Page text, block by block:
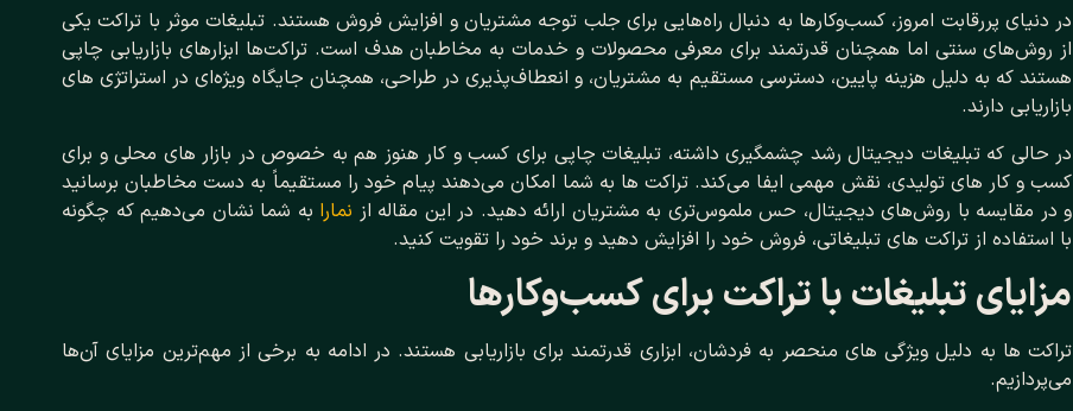
در دنیای پررقابت امروز، کسب‌وکارها به دنبال راه‌هایی برای جلب توجه مشتریان و افزایش فروش هستند. تبلیغات موثر با تراکت یکی
از روش‌های سنتی اما همچنان قدرتمند برای معرفی محصولات و خدمات به مخاطبان هدف است. تراکت‌ها ابزارهای بازاریابی چاپی
هستند که به دلیل هزینه پایین، دسترسی مستقیم به مشتریان، و انعطاف‌پذیری در طراحی، همچنان جایگاه ویژه‌ای در استراتژی‌ های
بازاریابی دارند.
در حالی که تبلیغات دیجیتال رشد چشمگیری داشته، تبلیغات چاپی برای کسب‌ و کار هنوز هم به ‌خصوص در بازار های محلی و برای
کسب‌ و کار های تولیدی، نقش مهمی ایفا می‌کند. تراکت ‌ها به شما امکان می‌دهند پیام خود را مستقیماً به دست مخاطبان برسانید
و در مقایسه با روش‌های دیجیتال، حس ملموس‌تری به مشتریان ارائه دهید. در این مقاله از نمارا به شما نشان می‌دهیم که چگونه
با استفاده از تراکت ‌های تبلیغاتی، فروش خود را افزایش دهید و برند خود را تقویت کنید.
مزایای تبلیغات با تراکت برای کسب‌وکارها
تراکت ‌ها به دلیل ویژگی‌ های منحصر به ‌فردشان، ابزاری قدرتمند برای بازاریابی هستند. در ادامه به برخی از مهم‌ترین مزایای آن‌ها
می‌پردازیم.